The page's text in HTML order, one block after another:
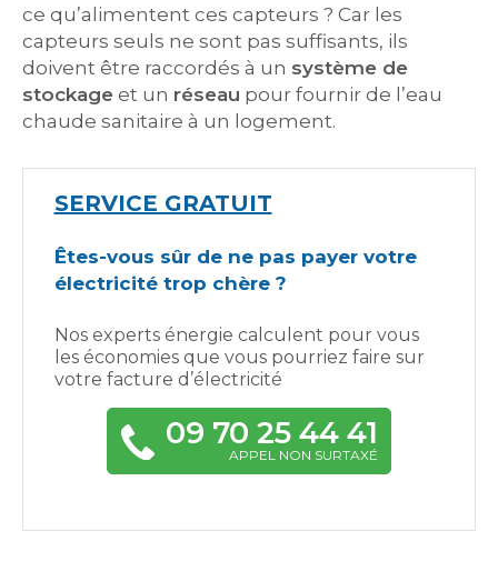
ce qu’alimentent ces capteurs ? Car les
capteurs seuls ne sont pas suffisants, ils
doivent être raccordés à un système de
stockage et un réseau pour fournir de l’eau
chaude sanitaire à un logement.
SERVICE GRATUIT
Êtes-vous sûr de ne pas payer votre
électricité trop chère ?
Nos experts énergie calculent pour vous
les économies que vous pourriez faire sur
votre facture d’électricité
09 70 25 44 41
APPEL NON SURTAXÉ